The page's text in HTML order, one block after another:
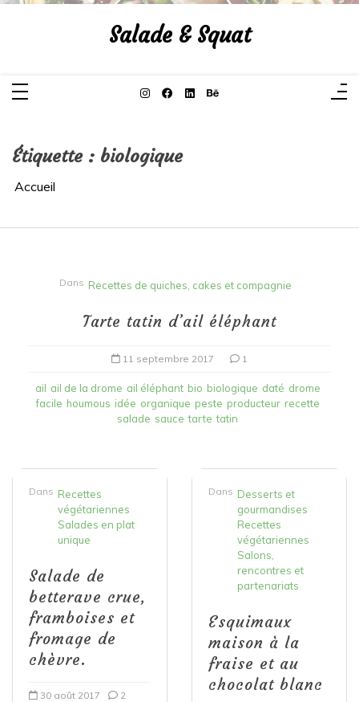
Aller
Salade & Squat
Étiquette : biologique
Accueil
Dans Recettes de quiches, cakes et compagnie
Tarte tatin d’ail éléphant
11 septembre 2017 1
ail ail de la drome ail éléphant bio biologique daté drome
facile houmous idée organique peste producteur recette
salade sauce tarte tatin
Dans Recettes
végétariennes
Salades en plat
unique
Salade de
betterave crue,
framboises et
fromage de
chèvre.
30 août 2017 2
Dans Desserts et
gourmandises
Recettes
végétariennes
Salons,
rencontres et
partenariats
Esquimaux
maison à la
fraise et au
chocolat blanc